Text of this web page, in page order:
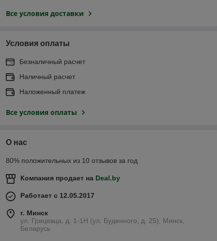
Все условия доставки
Условия оплаты
Безналичный расчет
Наличный расчет
Наложенный платеж
Все условия оплаты
О нас
80% положительных из 10 отзывов за год
Компания продает на Deal.by
Работает с 12.05.2017
г. Минск
ул. Грицевца, д. 1-1Н (ул. Буденного, д. 25), Минск,
Беларусь